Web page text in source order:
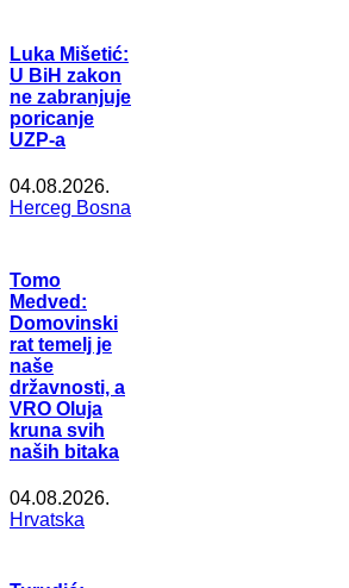
Luka Mišetić:
U BiH zakon
ne zabranjuje
poricanje
UZP-a
04.08.2026.
Herceg Bosna
Tomo
Medved:
Domovinski
rat temelj je
naše
državnosti, a
VRO Oluja
kruna svih
naših bitaka
04.08.2026.
Hrvatska